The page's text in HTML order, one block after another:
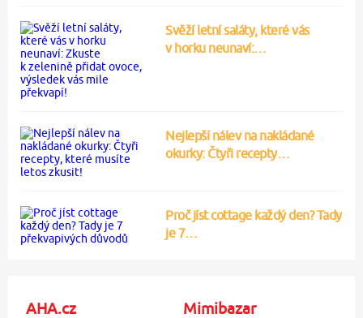
Svěží letní saláty, které vás
v horku neunaví:…
Nejlepší nálev na nakládané
okurky: Čtyři recepty…
Proč jíst cottage každý den? Tady
je 7…
AHA.cz Mimibazar